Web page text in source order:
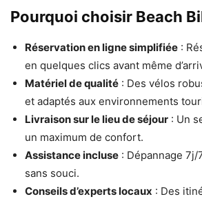
Pourquoi choisir Beach
Réservation en ligne simplifiée :
en quelques clics avant même
Matériel de qualité : Des vélos
et adaptés aux environnements
Livraison sur le lieu de séjour : Un
un maximum de confort.
Assistance incluse : Dépannage
sans souci.
Conseils d’experts locaux : Des